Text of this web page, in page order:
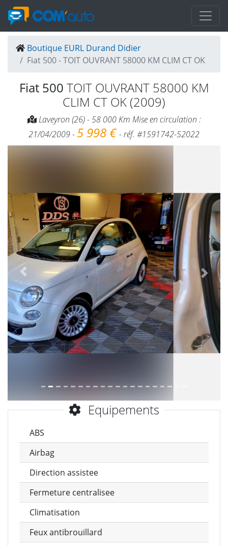
Boutique EURL Durand Didier
Fiat 500 - TOIT OUVRANT 58000 KM CLIM CT OK
Fiat 500 TOIT OUVRANT 58000 KM
CLIM CT OK (2009)
Laveyron (26) - 58 000 Km Mise en circulation :
21/04/2009 - 5 998 €- réf. #1591742-52022
Précèdent
Equipements
ABS
Airbag
Direction assistee
Fermeture centralisee
Climatisation
Feux antibrouillard